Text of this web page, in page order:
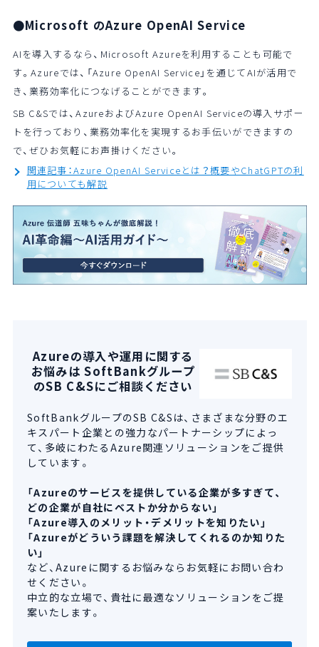
●Microsoft のAzure OpenAI Service
AIを導入するなら、Microsoft Azureを利用することも可能で
す。Azureでは、「Azure OpenAI Service」を通じてAIが活用で
き、業務効率化につなげることができます。
SB C&Sでは、AzureおよびAzure OpenAI Serviceの導入サポー
トを行っており、業務効率化を実現するお手伝いができますの
で、ぜひお気軽にお声掛けください。
関連記事：Azure OpenAI Serviceとは？概要やChatGPTの利
用についても解説
Azureの導入や運用に関する
お悩みは SoftBankグループ
のSB C&Sにご相談ください
SoftBankグループのSB C&Sは、さまざまな分野のエ
キスパート企業との強力なパートナーシップによっ
て、多岐にわたるAzure関連ソリューションをご提供
しています。
「Azureのサービスを提供している企業が多すぎて、
どの企業が自社にベストか分からない」
「Azure導入のメリット・デメリットを知りたい」
「Azureがどういう課題を解決してくれるのか知りた
い」
など、Azureに関するお悩みならお気軽にお問い合わ
せください。
中立的な立場で、貴社に最適なソリューションをご提
案いたします。